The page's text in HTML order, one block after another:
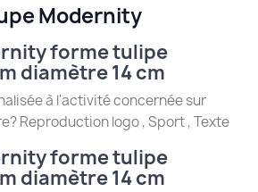
Modernity
forme tulipe
diamètre 14 cm
à l'activité concernée sur
Reproduction logo , Sport , Texte
forme tulipe
diamètre 14 cm